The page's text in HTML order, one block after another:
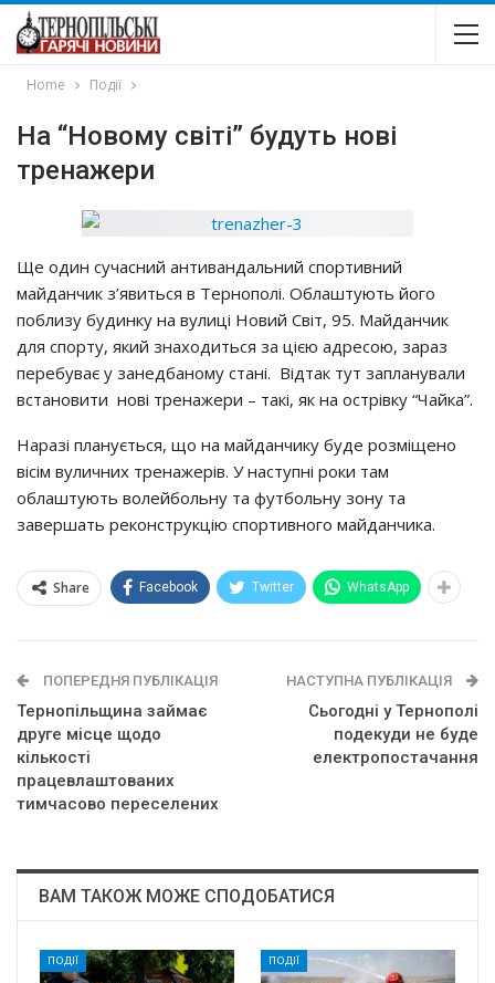
Home Події
На “Новому світі” будуть нові
тренажери
Ще один сучасний антивандальний спортивний
майданчик з’явиться в Тернополі. Облаштують його
поблизу будинку на вулиці Новий Світ, 95. Майданчик
для спорту, який знаходиться за цією адресою, зараз
перебуває у занедбаному стані. Відтак тут запланували
встановити нові тренажери – такі, як на острівку “Чайка”.
Наразі планується, що на майданчику буде розміщено
вісім вуличних тренажерів. У наступні роки там
облаштують волейбольну та футбольну зону та
завершать реконструкцію спортивного майданчика.
Share Facebook Twitter WhatsApp
ПОПЕРЕДНЯ ПУБЛІКАЦІЯ
Тернопільщина займає
друге місце щодо
кількості
працевлаштованих
тимчасово переселених
НАСТУПНА ПУБЛІКАЦІЯ
Сьогодні у Тернополі
подекуди не буде
електропостачання
ВАМ ТАКОЖ МОЖЕ СПОДОБАТИСЯ
ПОДІЇ ПОДІЇ